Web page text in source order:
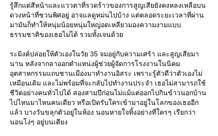
รู้สึกแต่สีหน้าและแววตาที่รวดร้าวของการสูญเสียยังคงหลงเหลือบน
ดวงหน้าที่ชวนพิศอยู่ อาจแลดูหม่นไปบ้าง แต่ตลอดระยะเวลาที่ผ่าน
มามันก็ทำให้หนุ่มน้อยหนุ่มใหญ่อดเหลียวมองความงามแบบ
ธรรมชาติของเธอไม่ได้ รวมทั้งเจนด้ว
ระมิงค์ปล่อยให้ตัวเองในวัย 35 จมอยู่กับความเศร้า และสูญเสียมา
นาน หลังจากลาออกตำแหน่งผู้ช่วยผู้จัดการโรงงานในนิคม
อุตสาหกรรมแถบชานเมืองมาทำงานอิสระ เพราะรู้ตัวดีว่าตัวเองไม่
เหมือนเดิม และไม่พร้อมที่จะกลับไปทำงานประจำ เธอไม่สามารถใช้
ชีวิตอย่างคนทั่วไปได้ สองสามปีก่อนไม่แม้แต่ออกไปกินข้าวนอกบ้าน
ไปไหนมาไหนคนเดียว หรือเปิดรับใครเข้ามาอยู่ในโลกของเธออีก
ล้ว บางวันขลุกตัวอยู่ในห้อง นอนหายใจทิ้งอย่างที่ใครๆ เรียกว่า
นอนโง่ๆ อยู่บนเตียง